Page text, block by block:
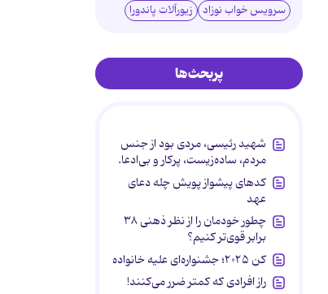
سرویس خواب نوزاد زیورآلات پاندورا
پربحث‌ها
شهید رئیسی، مردی بود از جنس
مردم، ساده‌زیست، پرکار و بی‌ادعا.
کدهای پیشواز پویش چله دعای
عهد
چطور خودمان را از نظر ذهنی ۳۸
برابر قوی‌تر کنیم؟
کن ۲۰۲۵؛ جشنواره‌ای علیه خانواده
راز افرادی که کمتر ضرر می‌کنند!